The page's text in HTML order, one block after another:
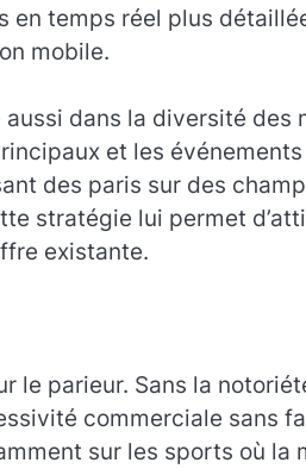
temps réel plus
mobile.
aussi dans la diversité des
et les
des paris sur des
stratégie lui permet
existante.
le parieur. Sans la
commerciale sans
sur les sports où la